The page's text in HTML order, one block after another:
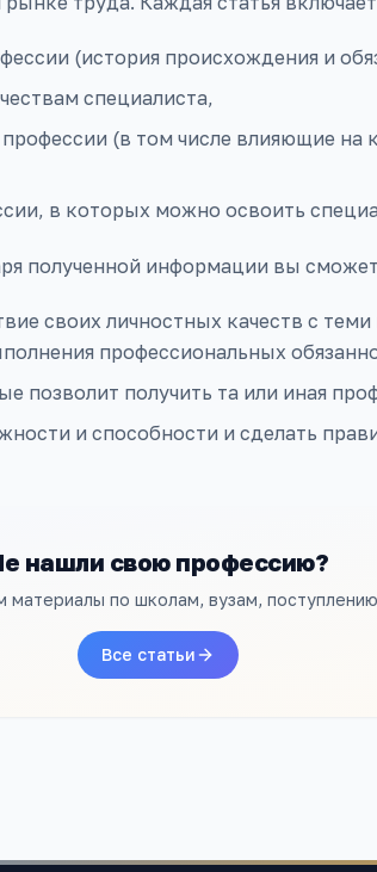
(история происхождения и
специалиста,
(в том числе влияющие на
в которых можно освоить
полученной информации вы
своих личностных качеств с
профессиональных
позволит получить та или иная
и способности и сделать
нашли свою профессию?
материалы по школам, вузам,
Все статьи